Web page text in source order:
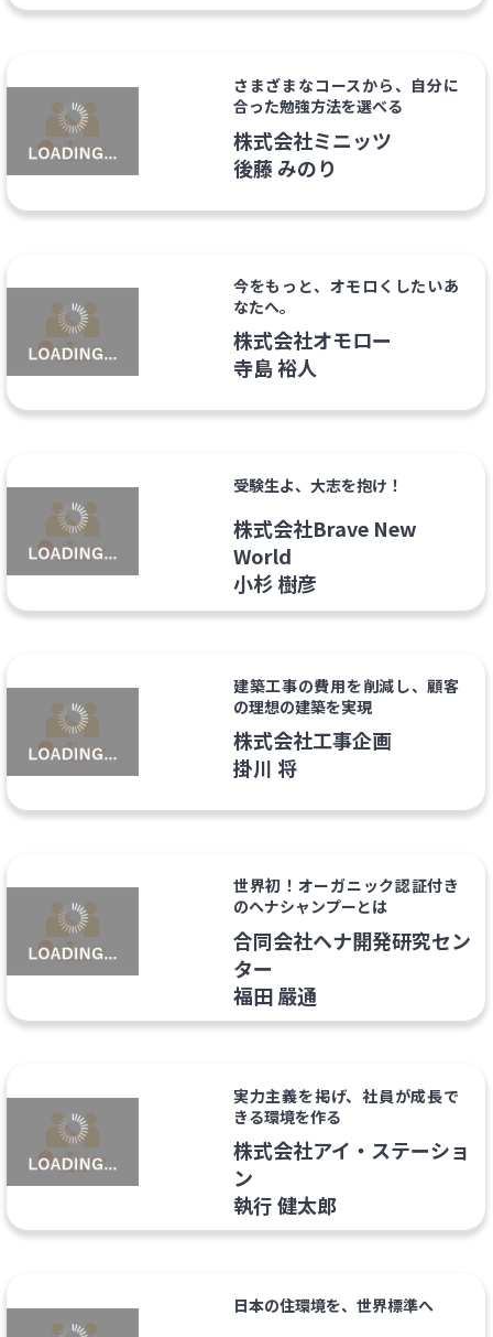
さまざまなコースから、自分に
合った勉強方法を選べる
株式会社ミニッツ
後藤 みのり
今をもっと、オモロくしたいあ
なたへ。
株式会社オモロー
寺島 裕人
受験生よ、大志を抱け！
株式会社Brave New
World
小杉 樹彦
建築工事の費用を削減し、顧客
の理想の建築を実現
株式会社工事企画
掛川 将
世界初！オーガニック認証付き
のヘナシャンプーとは
合同会社ヘナ開発研究セン
ター
福田 嚴通
実力主義を掲げ、社員が成長で
きる環境を作る
株式会社アイ・ステーショ
ン
執行 健太郎
日本の住環境を、世界標準へ